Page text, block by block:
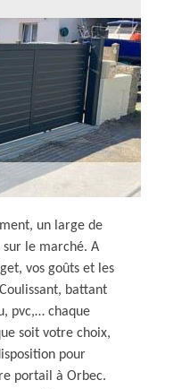
un large de
le marché. A
vos goûts et les
battant
pvc,… chaque
soit votre choix,
pour
portail à Orbec.